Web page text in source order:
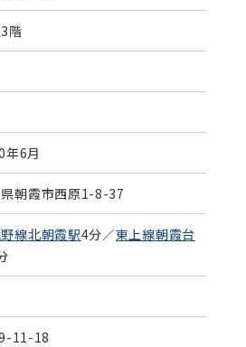
階
年6月
朝霞市西原1-8-37
線北朝霞駅4分／東上線朝霞台
11-18